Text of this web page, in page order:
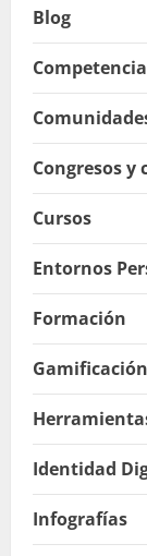
Blog
Congresos y
Cursos
Entornos
Formación
Gamificación
Identidad
Infografías